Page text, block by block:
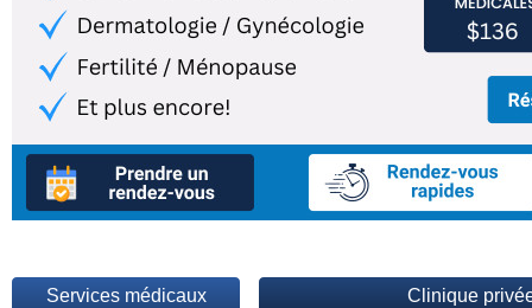
Services médicaux Clinique